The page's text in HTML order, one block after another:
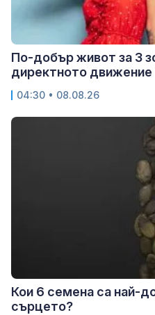
По-добър живот за 3
директното движение
04:30 • 08.08.26
Кои 6 семена са най-
сърцето?